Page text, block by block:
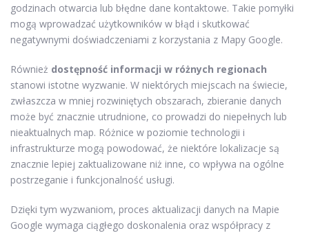
godzinach otwarcia lub błędne dane kontaktowe. Takie pomyłki
mogą wprowadzać użytkowników w błąd i skutkować
negatywnymi doświadczeniami z korzystania z Mapy Google.
Również dostępność informacji w różnych regionach
stanowi istotne wyzwanie. W niektórych miejscach na świecie,
zwłaszcza w mniej rozwiniętych obszarach, zbieranie danych
może być znacznie utrudnione, co prowadzi do niepełnych lub
nieaktualnych map. Różnice w poziomie technologii i
infrastrukturze mogą powodować, że niektóre lokalizacje są
znacznie lepiej zaktualizowane niż inne, co wpływa na ogólne
postrzeganie i funkcjonalność usługi.
Dzięki tym wyzwaniom, proces aktualizacji danych na Mapie
Google wymaga ciągłego doskonalenia oraz współpracy z